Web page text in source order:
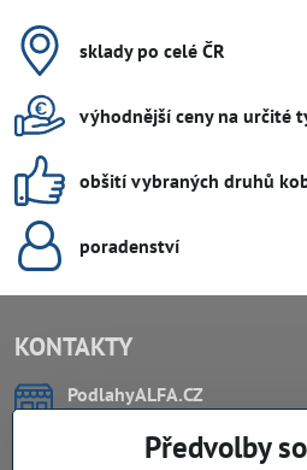
sklady po celé ČR
výhodnější ceny na určité
obšití vybraných druhů
poradenství
KONTAKTY
PodlahyALFA​.CZ
Záříčí, ev.č. 54
768 11 ChropyněPředvolby